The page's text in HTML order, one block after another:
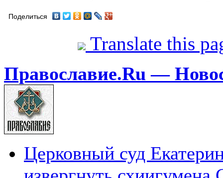
Поделиться
Translate this
Православие.Ru —
Церковный суд